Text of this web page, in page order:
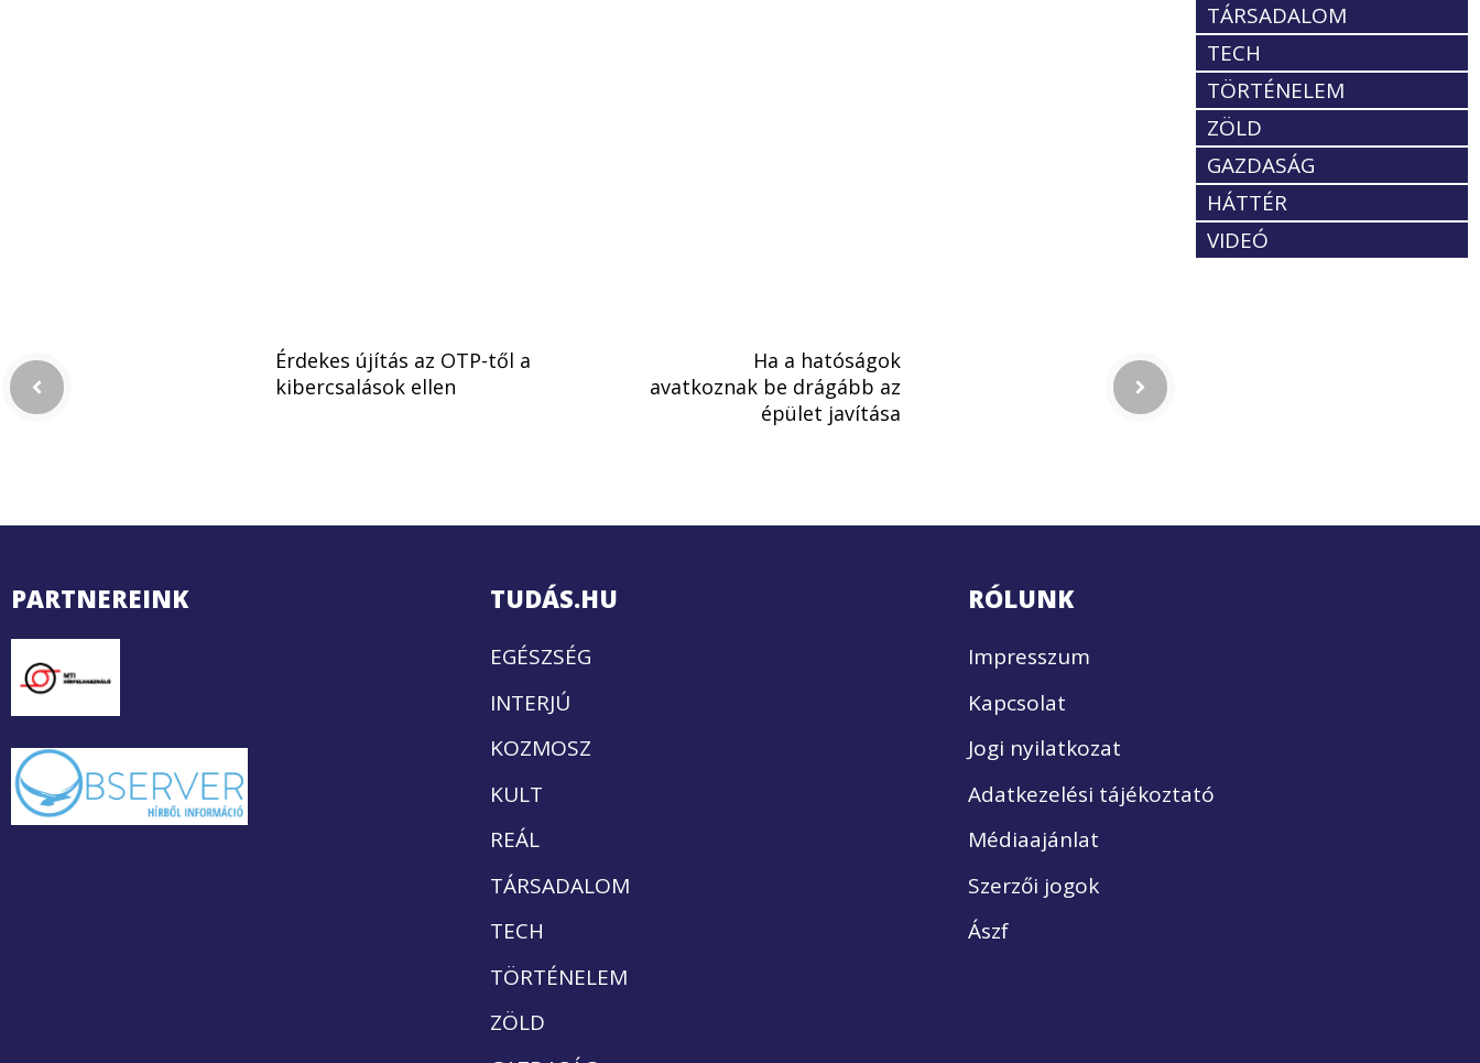
TÁRSADALOM
TECH
TÖRTÉNELEM
ZÖLD
GAZDASÁG
HÁTTÉR
VIDEÓ
Érdekes újítás az OTP-től a
kibercsalások ellen
Ha a hatóságok
avatkoznak be drágább az
épület javítása
PARTNEREINK TUDÁS.HU
EGÉSZSÉG
INTERJÚ
KOZMOSZ
KULT
REÁL
TÁRSADALOM
TECH
TÖRTÉNELEM
ZÖLD
RÓLUNK
Impresszum
Kapcsolat
Jogi nyilatkozat
Adatkezelési tájékoztató
Médiaajánlat
Szerzői jogok
Ászf